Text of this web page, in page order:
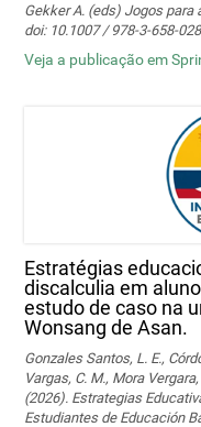
Gekker A. (eds) Jogos para
doi: 10.1007 / 978-3-658-
Veja a publicação em
Estratégias
discalculia em
estudo de caso na
Wonsang de Asan.
Gonzales Santos, L. E.,
Vargas, C. M., Mora
(2026). Estrategias
Estudiantes de Educación